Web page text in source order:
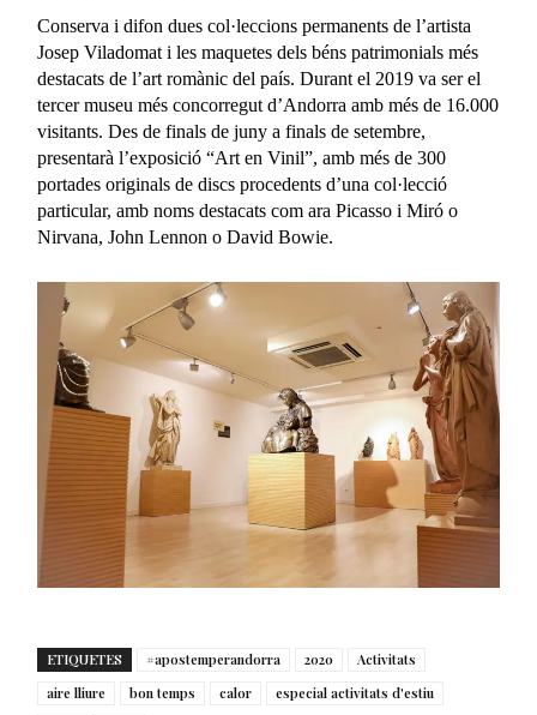
Conserva i difon dues col·leccions permanents de l’artista
Josep Viladomat i les maquetes dels béns patrimonials més
destacats de l’art romànic del país. Durant el 2019 va ser el
tercer museu més concorregut d’Andorra amb més de 16.000
visitants. Des de finals de juny a finals de setembre,
presentarà l’exposició “Art en Vinil”, amb més de 300
portades originals de discs procedents d’una col·lecció
particular, amb noms destacats com ara Picasso i Miró o
Nirvana, John Lennon o David Bowie.
ETIQUETES #apostemperandorra 2020
Activitats
aire lliure
bon temps calor
especial activitats d'estiu